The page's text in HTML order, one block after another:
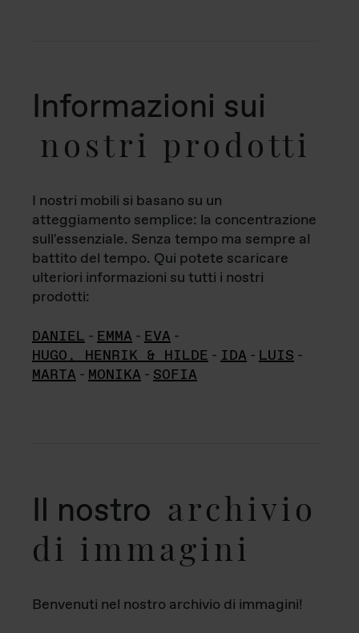
Informazioni sui
nostri prodotti
I nostri mobili si basano su un
atteggiamento semplice: la concentrazione
sull'essenziale. Senza tempo ma sempre al
battito del tempo. Qui potete scaricare
ulteriori informazioni su tutti i nostri
prodotti:
DANIEL - EMMA - EVA -
HUGO, HENRIK & HILDE - IDA - LUIS -
MARTA - MONIKA - SOFIA
Il nostro archivio
di immagini
Benvenuti nel nostro archivio di immagini!